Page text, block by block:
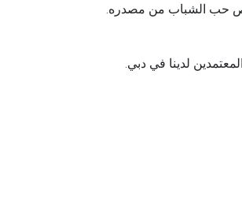
حب الشباب من مصدره.
لدينا في دبي.